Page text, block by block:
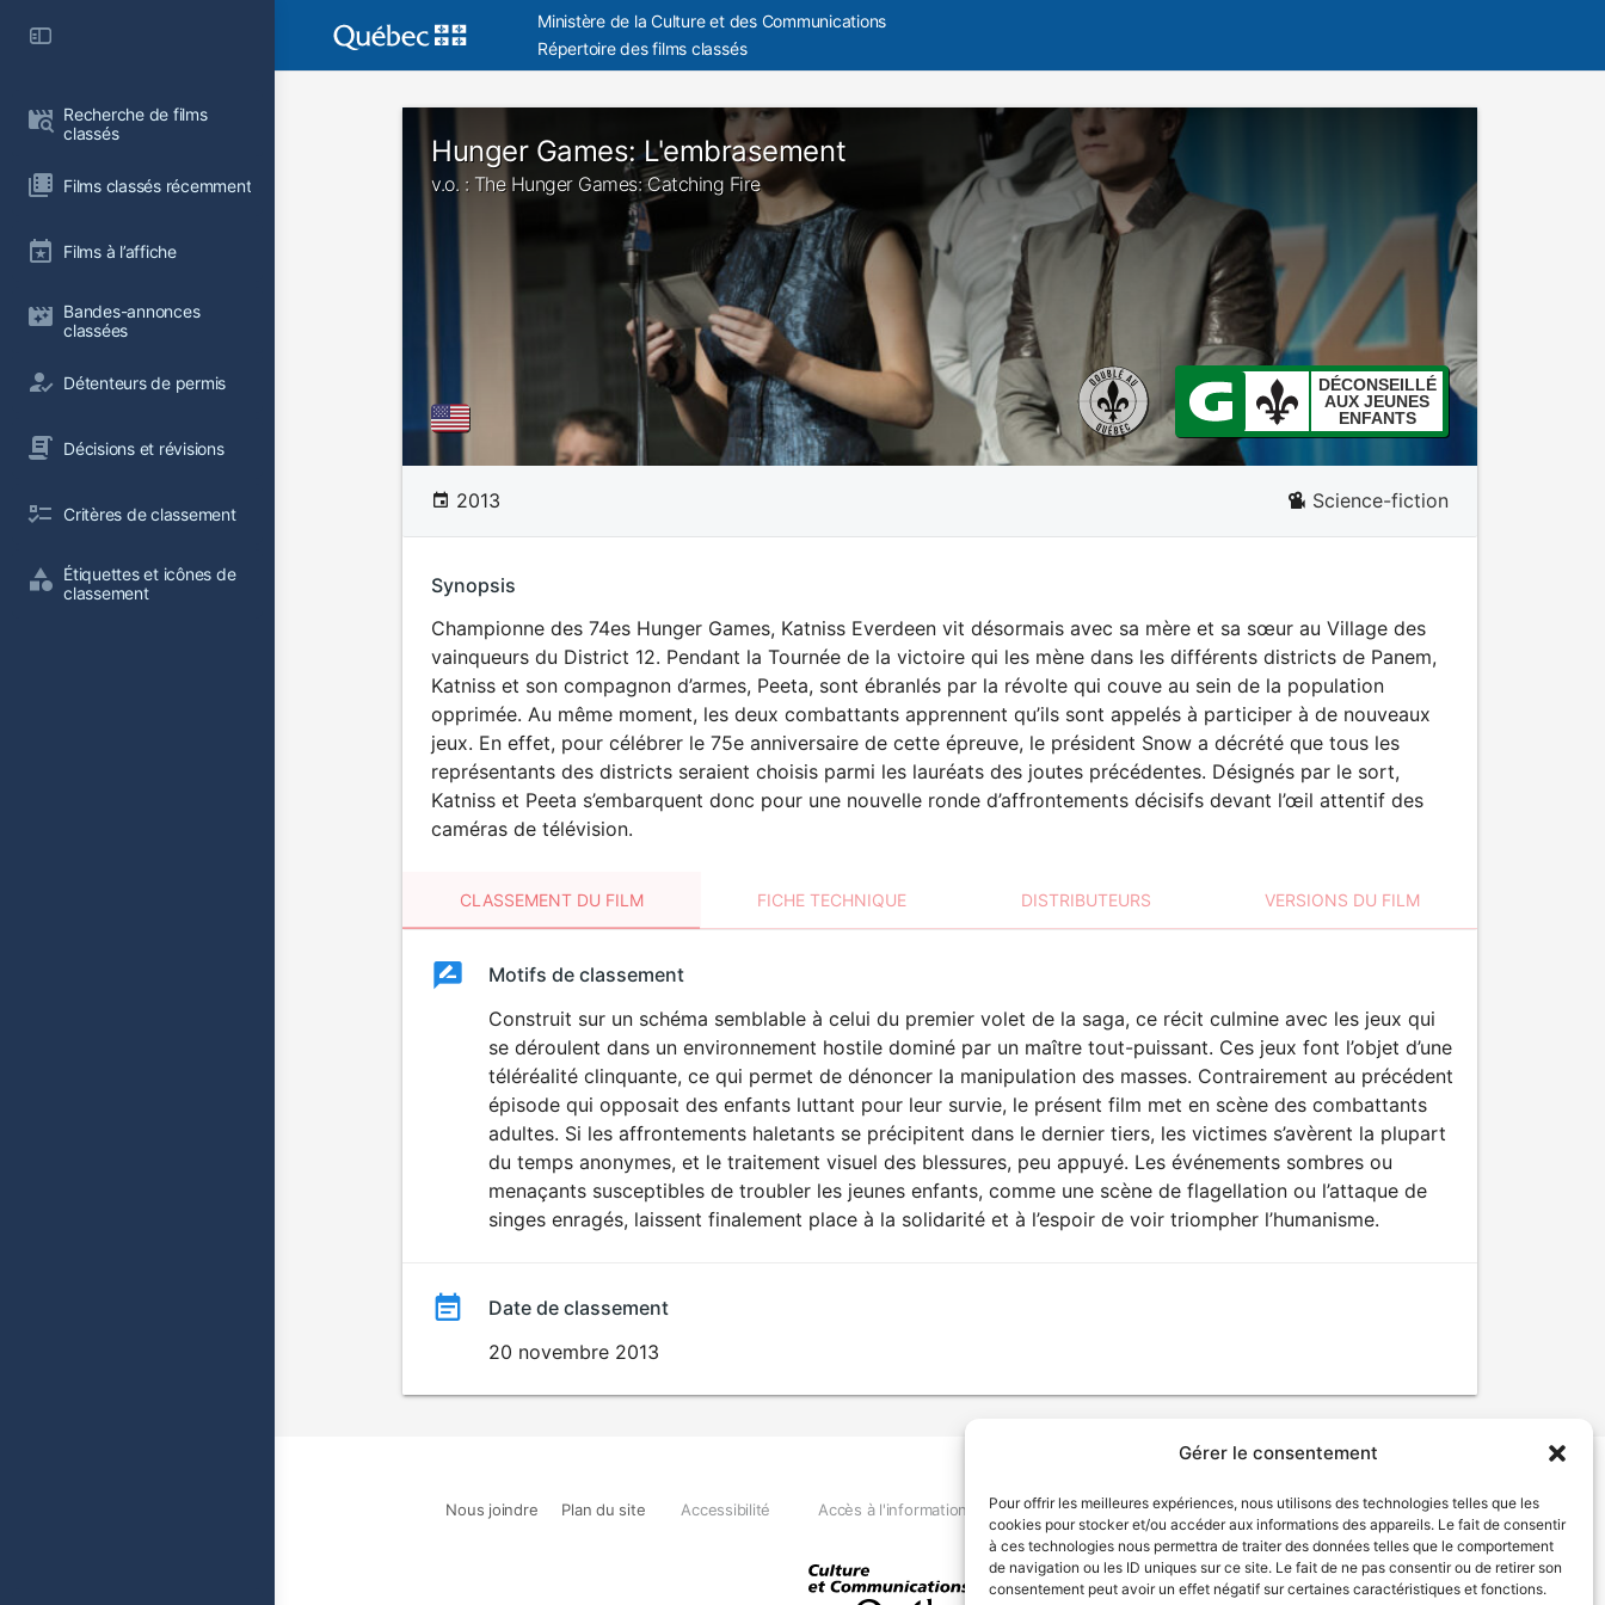
Gérer le consentement
Pour offrir les meilleures expériences, nous utilisons des technologies telles que les
cookies pour stocker et/ou accéder aux informations des appareils. Le fait de consentir
à ces technologies nous permettra de traiter des données telles que le comportement
de navigation ou les ID uniques sur ce site. Le fait de ne pas consentir ou de retirer son
consentement peut avoir un effet négatif sur certaines caractéristiques et fonctions.
Recherche de films
classés
Films classés récemment
Films à l’affiche
Bandes-annonces
classées
Détenteurs de permis
Décisions et révisions
Critères de classement
Étiquettes et icônes de
classement
Ministère de la Culture et des Communications
Répertoire des films classés
Hunger Games: L'embrasement
v.o. : The Hunger Games: Catching Fire
DÉCONSEILLÉ
AUX JEUNES
ENFANTS
2013 Science-fiction
Synopsis
Championne des 74es Hunger Games, Katniss Everdeen vit désormais avec sa mère et sa sœur au Village des
vainqueurs du District 12. Pendant la Tournée de la victoire qui les mène dans les différents districts de Panem,
Katniss et son compagnon d’armes, Peeta, sont ébranlés par la révolte qui couve au sein de la population
opprimée. Au même moment, les deux combattants apprennent qu’ils sont appelés à participer à de nouveaux
jeux. En effet, pour célébrer le 75e anniversaire de cette épreuve, le président Snow a décrété que tous les
représentants des districts seraient choisis parmi les lauréats des joutes précédentes. Désignés par le sort,
Katniss et Peeta s’embarquent donc pour une nouvelle ronde d’affrontements décisifs devant l’œil attentif des
caméras de télévision.
CLASSEMENT DU FILM FICHE TECHNIQUE DISTRIBUTEURS VERSIONS DU FILM
ClassementClassement
DÉCONSEILLÉ
AUX JEUNES
ENFANTS
Motifs de classement
Construit sur un schéma semblable à celui du premier volet de la saga, ce récit culmine avec les jeux qui
se déroulent dans un environnement hostile dominé par un maître tout-puissant. Ces jeux font l’objet d’une
téléréalité clinquante, ce qui permet de dénoncer la manipulation des masses. Contrairement au précédent
épisode qui opposait des enfants luttant pour leur survie, le présent film met en scène des combattants
adultes. Si les affrontements haletants se précipitent dans le dernier tiers, les victimes s’avèrent la plupart
du temps anonymes, et le traitement visuel des blessures, peu appuyé. Les événements sombres ou
menaçants susceptibles de troubler les jeunes enfants, comme une scène de flagellation ou l’attaque de
singes enragés, laissent finalement place à la solidarité et à l’espoir de voir triompher l’humanisme.
Date de classement
20 novembre 2013
Nous joindre Plan du site Accessibilité Accès à l'information Déclaration de services Politique de confidentialité